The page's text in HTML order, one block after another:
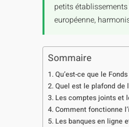
petits
européenne,
Sommaire
Qu’est-ce que le
Quel est le plafond de
Les comptes joints et
Comment fonctionne
Les banques en ligne